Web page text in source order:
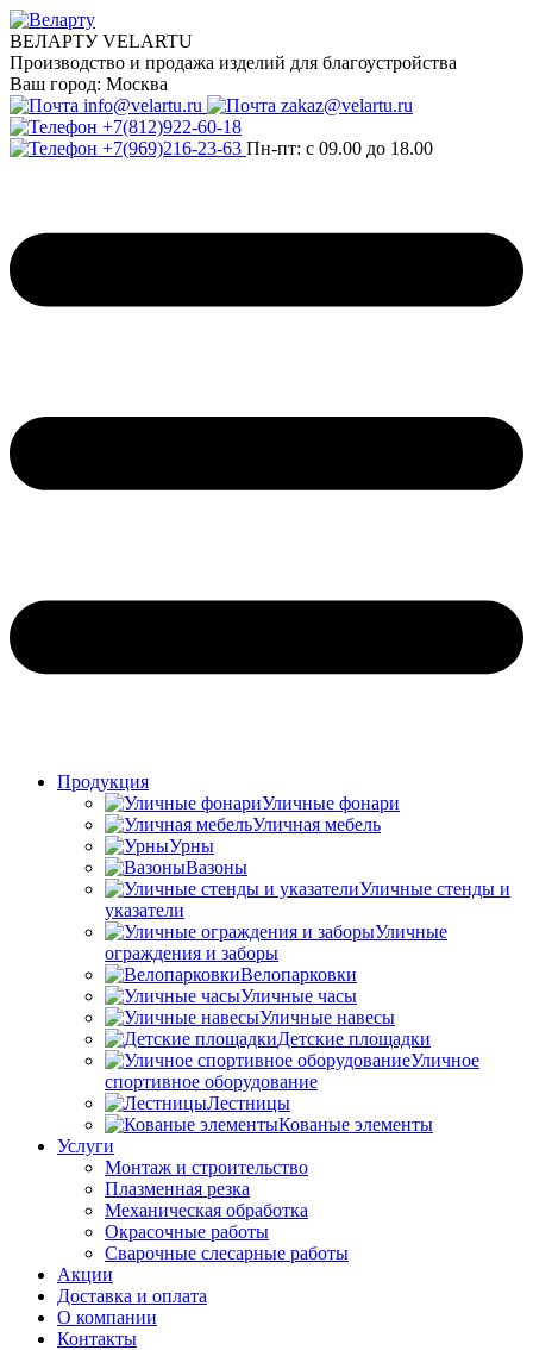
ВЕЛАРТУ VELARTU
Производство и продажа изделий для благоустройства
Ваш город: Москва
info@velartu.ru
zakaz@velartu.ru
+7(812)922-60-18
+7(969)216-23-63 Пн-пт: с 09.00 до 18.00
Продукция
Уличные фонари
Уличная мебель
Урны
Вазоны
Уличные стенды и
указатели
Уличные
ограждения и заборы
Велопарковки
Уличные часы
Уличные навесы
Детские площадки
Уличное
спортивное оборудование
Лестницы
Кованые элементы
Услуги
Монтаж и строительство
Плазменная резка
Механическая обработка
Окрасочные работы
Сварочные слесарные работы
Акции
Доставка и оплата
О компании
Контакты